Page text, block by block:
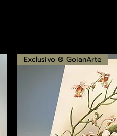
Exclusivo ® GoianArte